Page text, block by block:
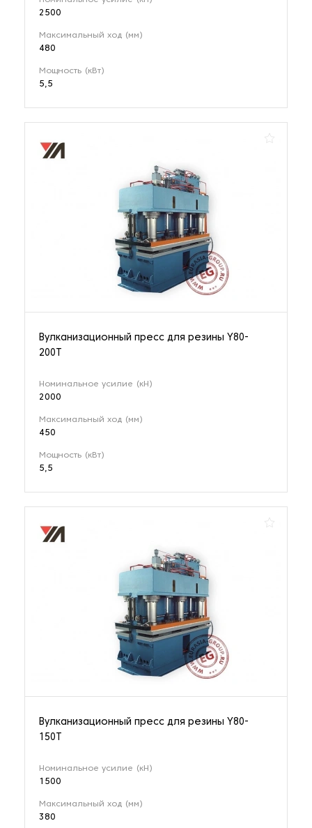
2500
Максимальный ход (мм)
480
Мощность (кВт)
5,5
Вулканизационный пресс для резины Y80-
200T
Номинальное усилие (кН)
2000
Максимальный ход (мм)
450
Мощность (кВт)
5,5
Вулканизационный пресс для резины Y80-
150T
Номинальное усилие (кН)
1500
Максимальный ход (мм)
380